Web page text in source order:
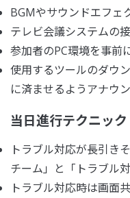
BGMやサウンドエフェ
テレビ会議システムの
参加者のPC環境を事前
使用するツールのダウ
に済ませるようアナウ
当日進行テクニック
トラブル対応が長引き
チーム」と「トラブル
トラブル対応時は画面